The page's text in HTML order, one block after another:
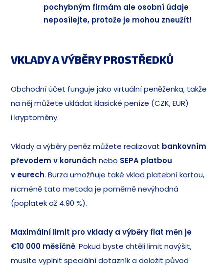
pochybným firmám ale osobní údaje
neposílejte, protože je mohou zneužít!
VKLADY A VÝBĚRY PROSTŘEDKŮ
Obchodní účet funguje jako virtuální peněženka, takže
na něj můžete ukládat klasické peníze (CZK, EUR)
i kryptoměny.
Vklady a výběry peněz můžete realizovat bankovním
převodem v korunách nebo SEPA platbou
v eurech. Burza umožňuje také vklad platební kartou,
nicméně tato metoda je poměrně nevýhodná
(poplatek až 4.90 %).
Maximální limit pro vklady a výběry fiat měn je
€10 000 měsíčně. Pokud byste chtěli limit navýšit,
musíte vyplnit speciální dotazník a doložit původ